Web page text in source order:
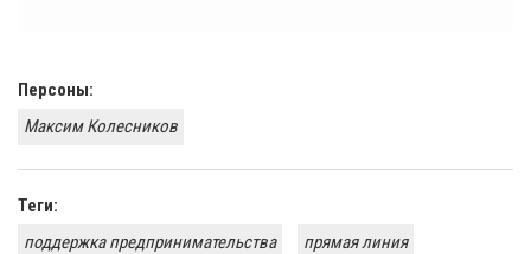
Персоны:
​Максим Колесников
Теги:
поддержка предпринимательства
прямая линия